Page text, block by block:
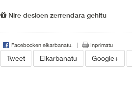
Nire desioen zerrendara gehitu
Facebooken elkarbanatu. Inprimatu
Tweet Elkarbanatu Google+